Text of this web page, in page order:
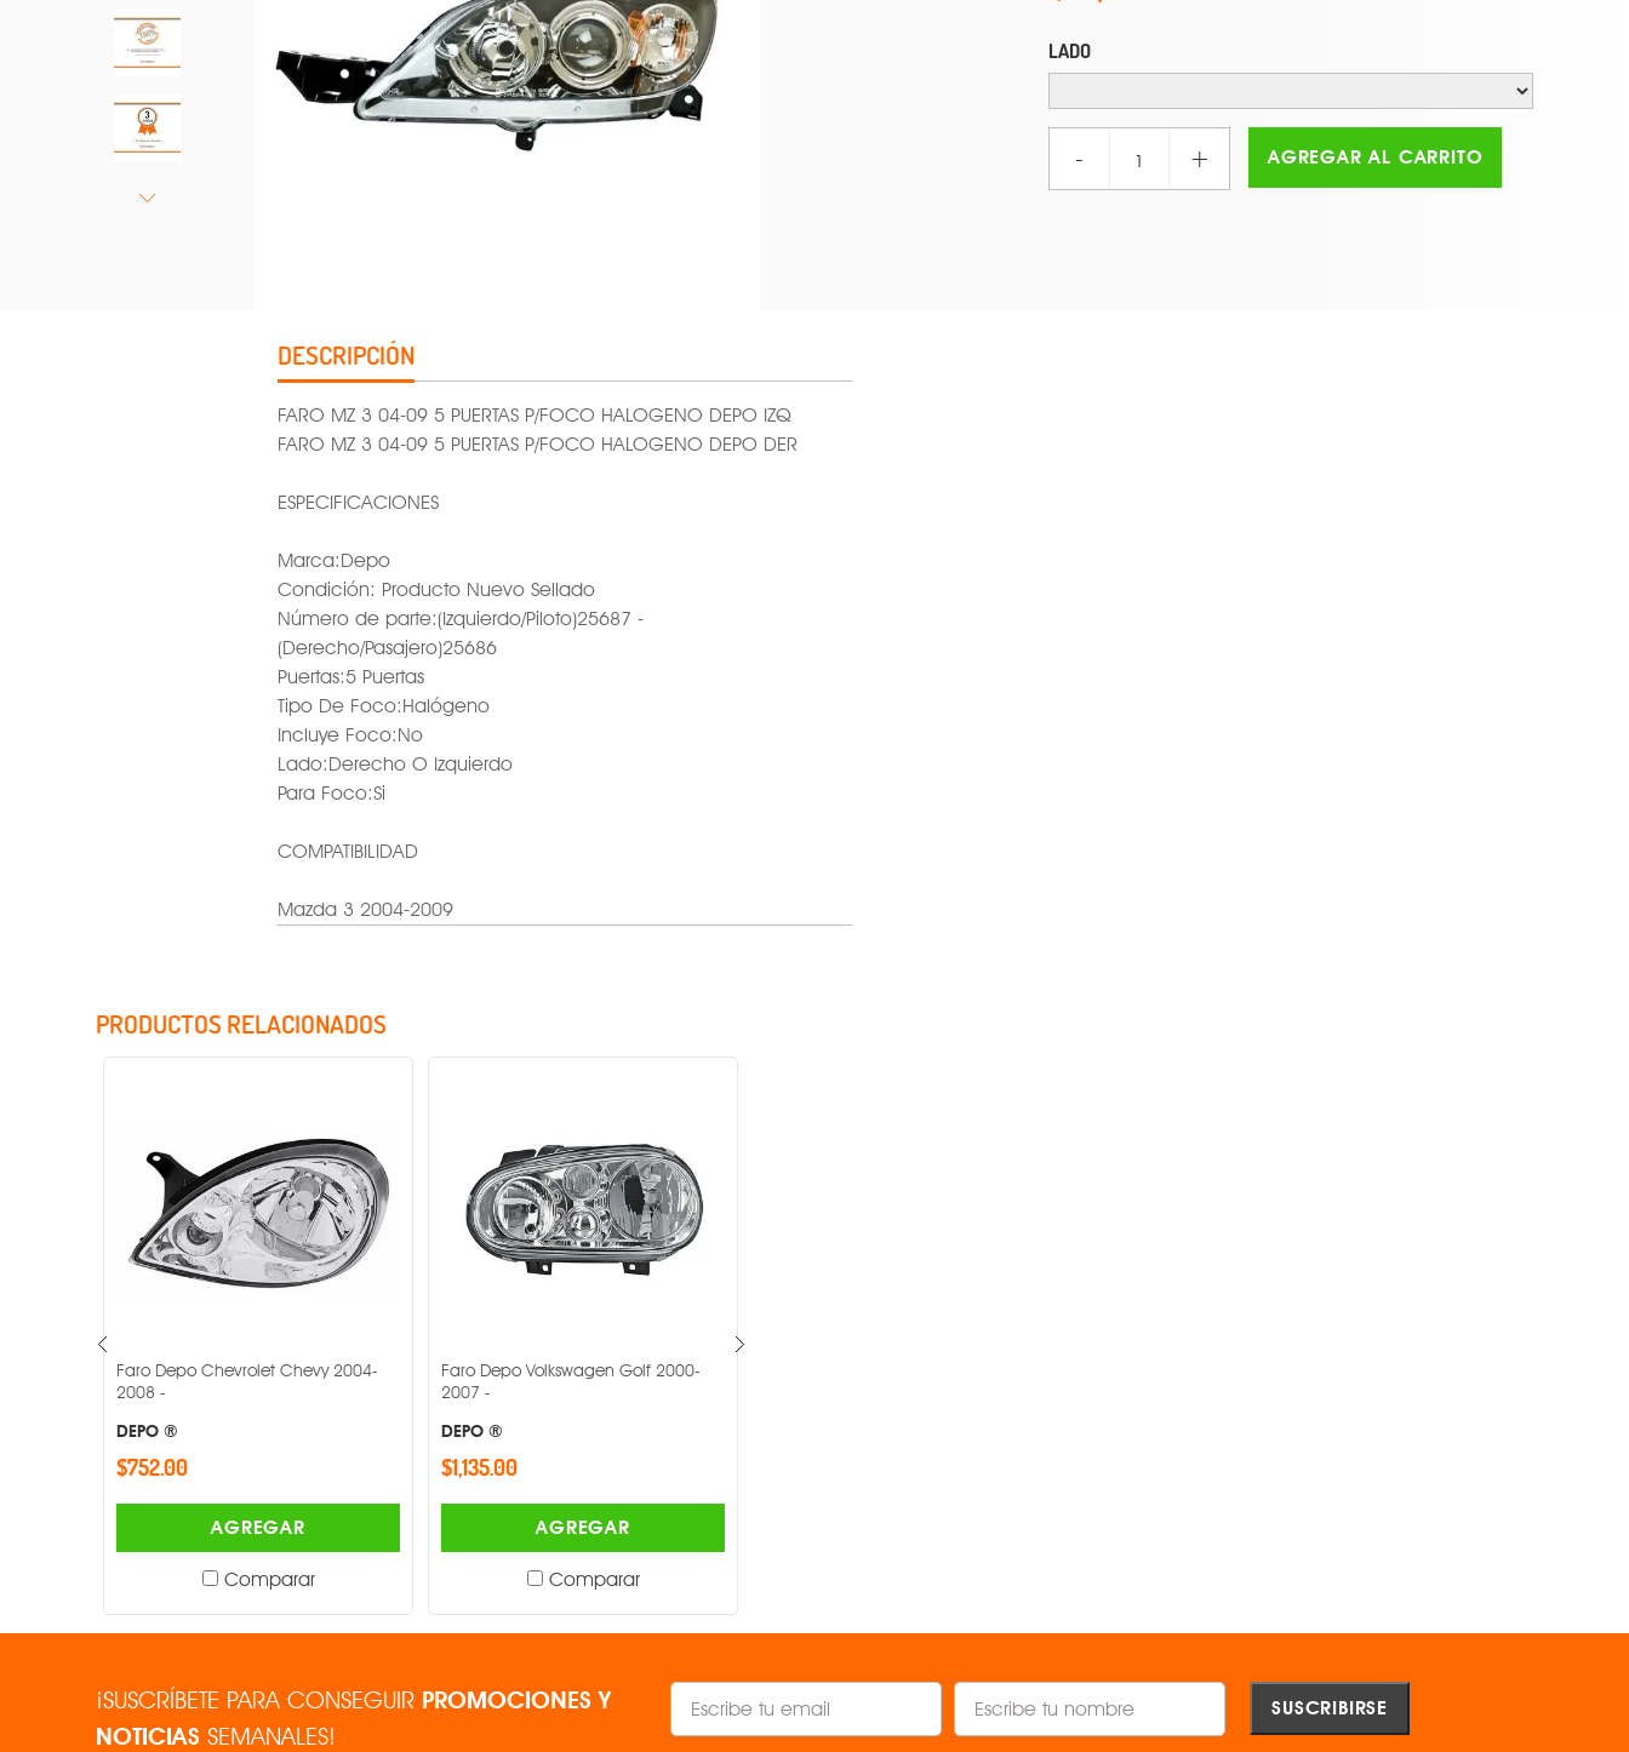
LADO
- + AGREGAR AL CARRITO
DESCRIPCIÓN
FARO MZ 3 04-09 5 PUERTAS P/FOCO HALOGENO DEPO IZQ
FARO MZ 3 04-09 5 PUERTAS P/FOCO HALOGENO DEPO DER
ESPECIFICACIONES
Marca:Depo
Condición: Producto Nuevo Sellado
Número de parte:(Izquierdo/Piloto)25687 -
(Derecho/Pasajero)25686
Puertas:5 Puertas
Tipo De Foco:Halógeno
Incluye Foco:No
Lado:Derecho O Izquierdo
Para Foco:Si
COMPATIBILIDAD
Mazda 3 2004-2009
PRODUCTOS RELACIONADOS
Faro Depo Volkswagen Golf 2000-
2007 -
DEPO ®
$1,135.00
AGREGAR
Comparar
Faro Depo Mitsubishi Lancer 2004-
2007 -
DEPO ®
$1,778.00
AGREGAR
Comparar
¡SUSCRÍBETE PARA CONSEGUIR PROMOCIONES Y
NOTICIAS SEMANALES!